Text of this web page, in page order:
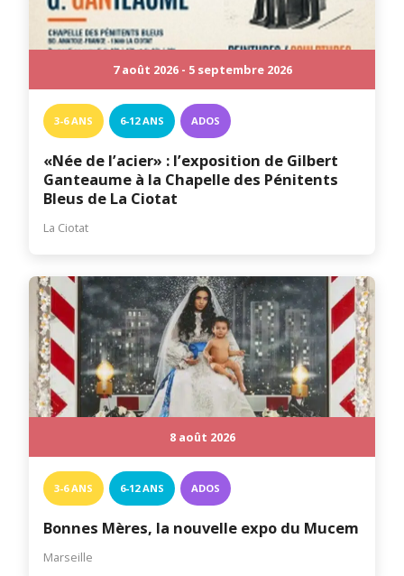
7 août 2026 - 5 septembre 2026
3-6 ANS 6-12 ANS ADOS
«Née de l’acier» : l’exposition de Gilbert
Ganteaume à la Chapelle des Pénitents
Bleus de La Ciotat
La Ciotat
8 août 2026
3-6 ANS 6-12 ANS ADOS
Bonnes Mères, la nouvelle expo du Mucem
Marseille